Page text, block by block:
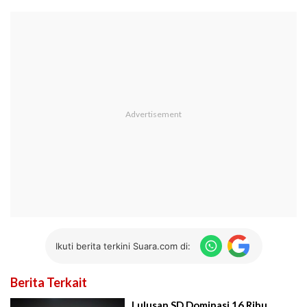
Ikuti berita terkini Suara.com di:
Berita Terkait